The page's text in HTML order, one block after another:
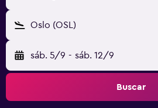
Oslo (OSL)
sáb. 5/9 - sáb. 12/9
Buscar